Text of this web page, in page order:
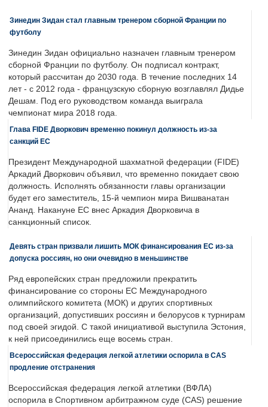
Зинедин Зидан стал главным тренером сборной Франции по
футболу
Зинедин Зидан официально назначен главным тренером
сборной Франции по футболу. Он подписал контракт,
который рассчитан до 2030 года. В течение последних 14
лет - с 2012 года - французскую сборную возглавлял Дидье
Дешам. Под его руководством команда выиграла
чемпионат мира 2018 года.
Глава FIDE Дворкович временно покинул должность из-за
санкций ЕС
Президент Международной шахматной федерации (FIDE)
Аркадий Дворкович объявил, что временно покидает свою
должность. Исполнять обязанности главы организации
будет его заместитель, 15-й чемпион мира Вишванатан
Ананд. Накануне ЕС внес Аркадия Дворковича в
санкционный список.
Девять стран призвали лишить МОК финансирования ЕС из-за
допуска россиян, но они очевидно в меньшинстве
Ряд европейских стран предложили прекратить
финансирование со стороны ЕС Международного
олимпийского комитета (МОК) и других спортивных
организаций, допустивших россиян и белорусов к турнирам
под своей эгидой. С такой инициативой выступила Эстония,
к ней присоединились еще восемь стран.
Всероссийская федерация легкой атлетики оспорила в CAS
продление отстранения
Всероссийская федерация легкой атлетики (ВФЛА)
оспорила в Спортивном арбитражном суде (CAS) решение